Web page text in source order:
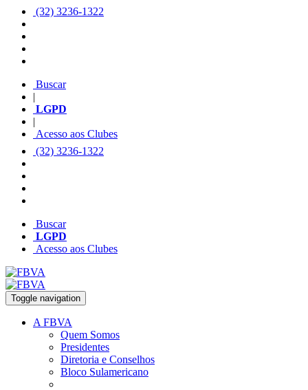
(32) 3236-1322
Buscar
|
LGPD
|
Acesso aos Clubes
(32) 3236-1322
Buscar
LGPD
Acesso aos Clubes
Toggle navigation
A FBVA
Quem Somos
Presidentes
Diretoria e Conselhos
Bloco Sulamericano